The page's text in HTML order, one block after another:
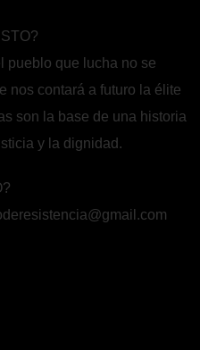
pueblo que lucha no se
nos contará a futuro la élite
son la base de una historia
y la dignidad.